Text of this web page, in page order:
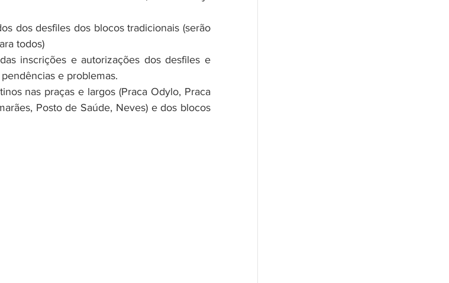
dos desfiles dos blocos tradicionais (serão
todos)
inscrições e autorizações dos desfiles e
e problemas.
nas praças e largos (Praca Odylo, Praca
Posto de Saúde, Neves) e dos blocos